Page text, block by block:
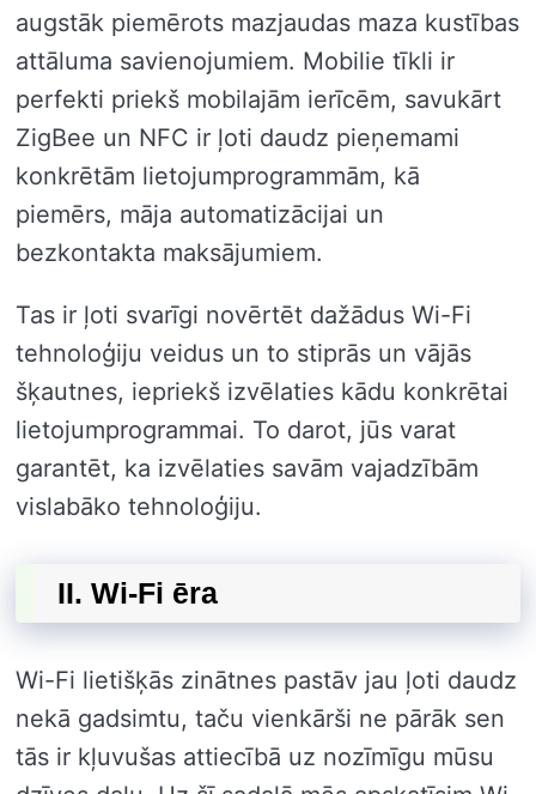
augstāk piemērots mazjaudas maza kustības
attāluma savienojumiem. Mobilie tīkli ir
perfekti priekš mobilajām ierīcēm, savukārt
ZigBee un NFC ir ļoti daudz pieņemami
konkrētām lietojumprogrammām, kā
piemērs, māja automatizācijai un
bezkontakta maksājumiem.
Tas ir ļoti svarīgi novērtēt dažādus Wi-Fi
tehnoloģiju veidus un to stiprās un vājās
šķautnes, iepriekš izvēlaties kādu konkrētai
lietojumprogrammai. To darot, jūs varat
garantēt, ka izvēlaties savām vajadzībām
vislabāko tehnoloģiju.
II. Wi-Fi ēra
Wi-Fi lietišķās zinātnes pastāv jau ļoti daudz
nekā gadsimtu, taču vienkārši ne pārāk sen
tās ir kļuvušas attiecībā uz nozīmīgu mūsu